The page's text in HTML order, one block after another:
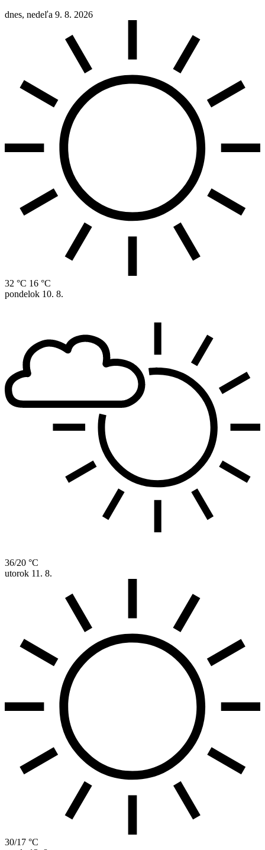
dnes, nedeľa 9. 8. 2026
32 °C 16 °C
pondelok 10. 8.
36/20 °C
utorok 11. 8.
30/17 °C